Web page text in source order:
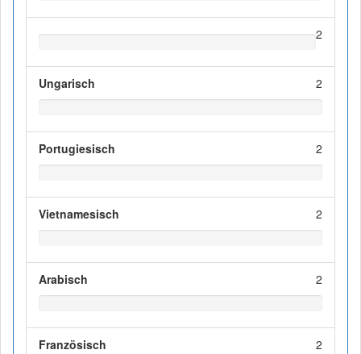
2
Ungarisch 2
Portugiesisch 2
Vietnamesisch 2
Arabisch 2
Französisch 2